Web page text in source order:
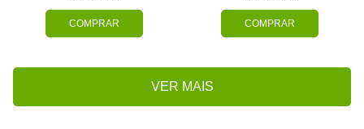
COMPRAR COMPRAR
VER MAIS